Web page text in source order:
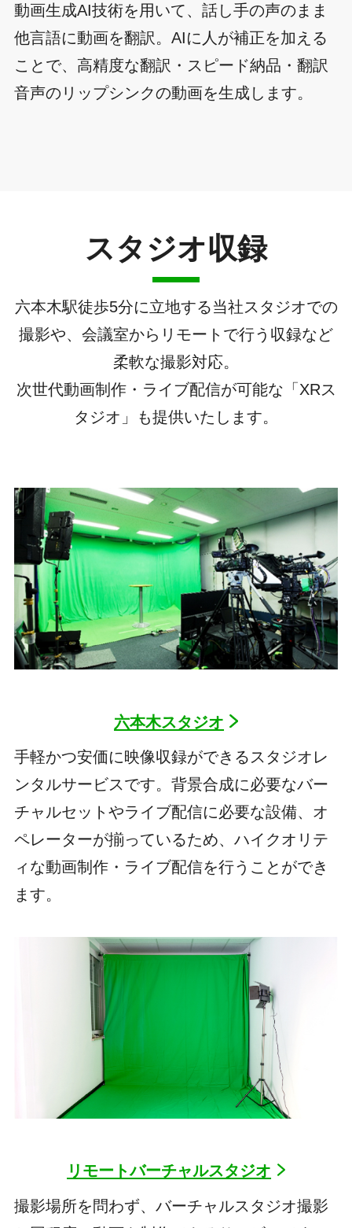
動画生成AI技術を用いて、話し手の声のまま
他言語に動画を翻訳。AIに人が補正を加える
ことで、高精度な翻訳・スピード納品・翻訳
音声のリップシンクの動画を生成します。​
スタジオ収録
六本木駅徒歩5分に立地する当社スタジオでの
撮影や、会議室からリモートで行う収録など
柔軟な撮影対応。
次世代動画制作・ライブ配信が可能な「XRス
タジオ」も提供いたします。
六本木スタジオ
手軽かつ安価に映像収録ができるスタジオレ
ンタルサービスです。背景合成に必要なバー
チャルセットやライブ配信に必要な設備、オ
ペレーターが揃っているため、ハイクオリテ
ィな動画制作・ライブ配信を行うことができ
ます。
リモートバーチャルスタジオ
撮影場所を問わず、バーチャルスタジオ撮影